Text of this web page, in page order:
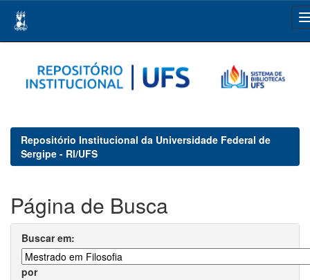
navigation
Repositório Institucional da Universidade Federal de
Sergipe - RI/UFS
Página de Busca
Buscar em:
por